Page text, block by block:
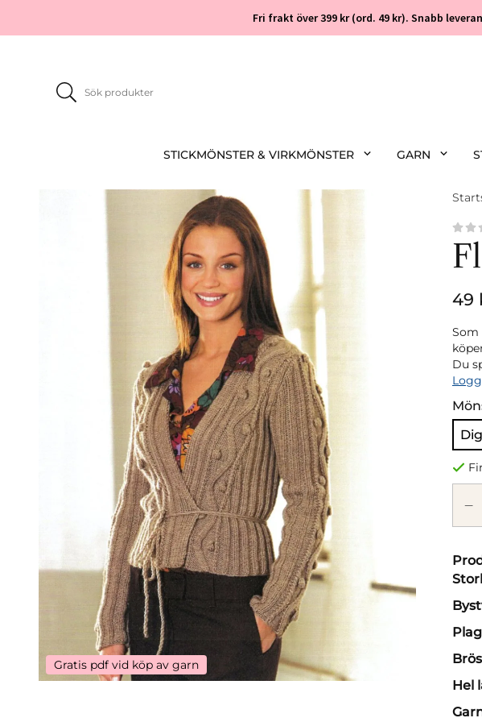
Fri frakt över 399 kr (ord. 49 kr). Snabb
STICKMÖNSTER & VIRKMÖNSTER GARN
Gratis pdf vid köp av garn
49
Som
Du
Hel